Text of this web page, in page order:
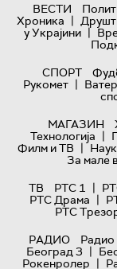
ВЕСТИ
Хроника |
у Украјини |
СПОРТ
Рукомет |
МАГАЗИН
Технологијa |
Филм и ТВ |
За мале
ТВ
РТС 1 |
РТС Драма |
РТС
РАДИО
Радио
Београд 3 |
Рокенролер |